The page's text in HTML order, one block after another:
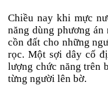
Chiều nay khi mực
năng dùng phương án
cồn đất cho những
rọc. Một sợi dây cố
lượng chức năng trên
từng người lên bờ.